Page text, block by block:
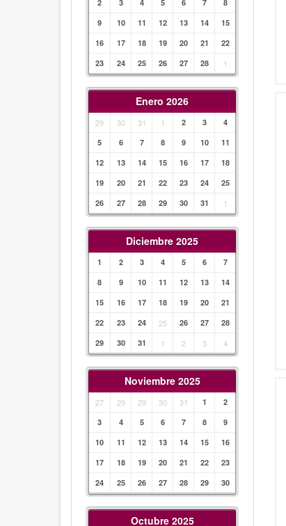
2
3 4 5 6 7
8
9
10 11 12 13 14
15
16
17 18 19 20 21
22
23
24 25 26 27 28 1
Enero 2026
29 30 31 1 2 3
4
5
6 7 8 9 10
11
12
13 14 15 16 17
18
19
20 21 22 23 24
25
26
27 28 29 30 31 1
Diciembre 2025
1 2 3 4 5 6
7
8
9 10 11 12 13
14
15
16 17 18 19 20
21
22
23 24 25 26 27
28
29
30 31 1 2 3 4
Noviembre 2025
27 29 29 30 31 1
2
3
4 5 6 7 8
9
10
11 12 13 14 15
16
17
18 19 20 21 22
23
24
25 26 27 28 29 30
Octubre 2025